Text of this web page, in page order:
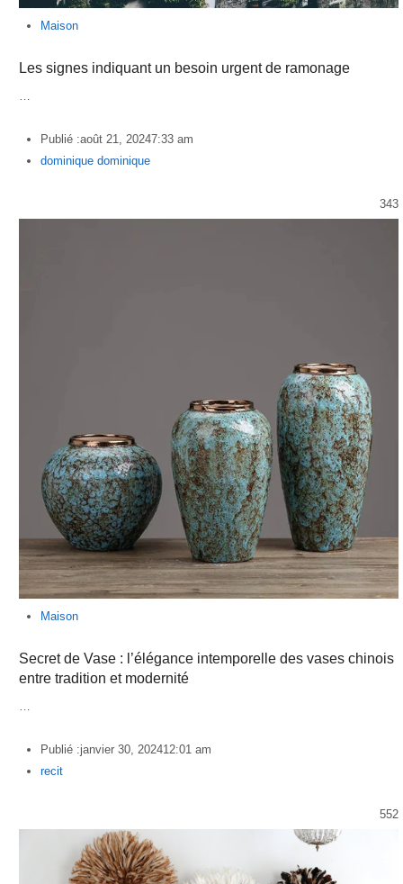
Maison
Les signes indiquant un besoin urgent de ramonage
…
Publié :août 21, 20247:33 am
Author
dominique dominique
343
Maison
Secret de Vase : l’élégance intemporelle des vases chinois
entre tradition et modernité
…
Publié :janvier 30, 202412:01 am
Author
recit
552